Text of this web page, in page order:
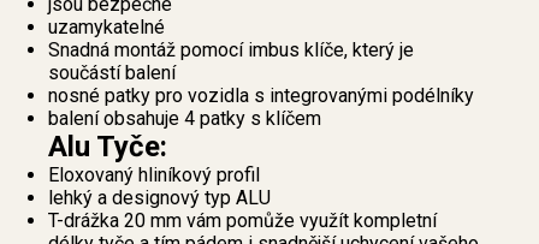
jsou bezpečné
uzamykatelné
Snadná montáž pomocí imbus klíče, který je
součástí balení
nosné patky pro vozidla s integrovanými podélníky
balení obsahuje 4 patky s klíčem
Alu Tyče:
Eloxovaný hliníkový profil
lehký a designový typ ALU
T-drážka 20 mm vám pomůže využít kompletní